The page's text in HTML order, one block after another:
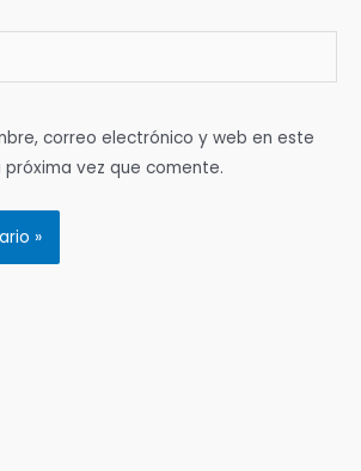
correo electrónico y web en este
vez que comente.